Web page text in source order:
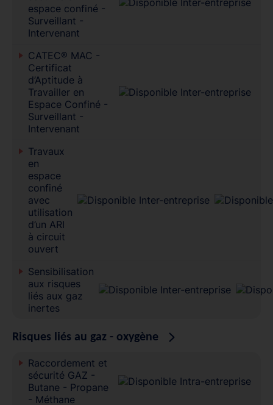
espace confiné -
Surveillant -
Intervenant
CATEC® MAC -
Certificat
d’Aptitude à
Travailler en
Espace Confiné -
Surveillant -
Intervenant
Travaux
en
espace
confiné
avec
utilisation
d’un ARI
à circuit
ouvert
Sensibilisation
aux risques
liés aux gaz
inertes
Risques liés au gaz - oxygène
Raccordement et
sécurité GAZ -
Butane - Propane
- Méthane